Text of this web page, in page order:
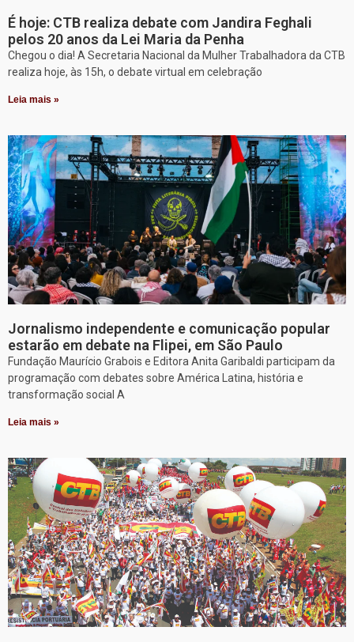
É hoje: CTB realiza debate com Jandira Feghali
pelos 20 anos da Lei Maria da Penha
Chegou o dia! A Secretaria Nacional da Mulher Trabalhadora da CTB
realiza hoje, às 15h, o debate virtual em celebração
Leia mais »
Jornalismo independente e comunicação popular
estarão em debate na Flipei, em São Paulo
Fundação Maurício Grabois e Editora Anita Garibaldi participam da
programação com debates sobre América Latina, história e
transformação social A
Leia mais »